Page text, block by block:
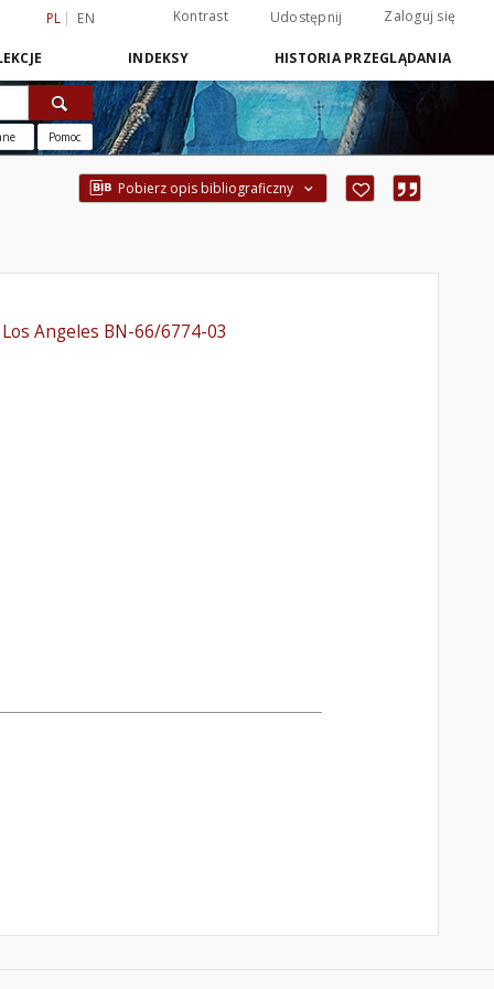
PL EN Kontrast Udostępnij Zaloguj się
INDEKSY HISTORIA PRZEGLĄDANIA
Pomoc
Pobierz opis bibliograficzny
Angeles BN-66/6774-03